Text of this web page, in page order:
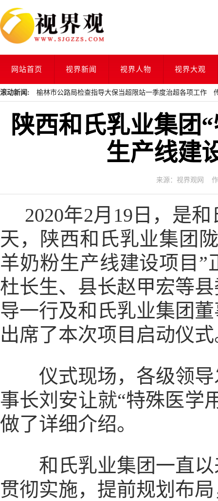
网站首页 视界新闻 视界人物 视界大观
滚动新闻: 榆林市公路局检查指导大保当超限站一季度治超各项工作
陕西和氏乳业集团
生产线建
来源：视界观网 作
2020年2月19日，是和
天，陕西和氏乳业集团
羊奶粉生产线建设项目
杜长生、县长赵甲宏等
导一行及和氏乳业集团
出席了本次项目启动仪
仪式现场，各级领导
事长刘安让就“特殊医学
做了详细介绍。
和氏乳业集团一直以
贯彻实施，提前规划布